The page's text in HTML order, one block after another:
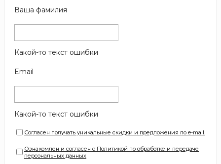
Ваша фамилия
Какой-то текст ошибки
Email
Какой-то текст ошибки
Согласен получать уникальные скидки и предложения по e-mail.
Ознакомлен и согласен с Политикой по обработке и передаче
персональных данных